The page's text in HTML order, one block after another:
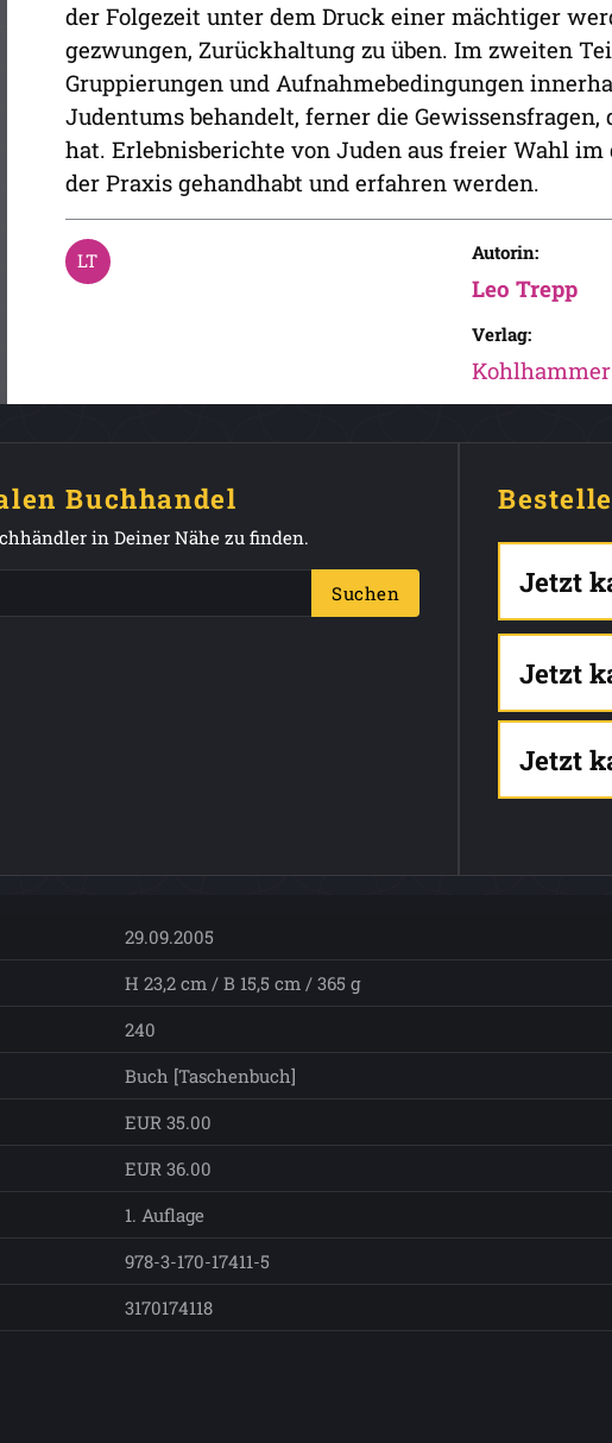
der Folgezeit unter dem Druck einer mächtiger
gezwungen, Zurückhaltung zu üben. Im zweiten
Gruppierungen und Aufnahmebedingungen
Judentums behandelt, ferner die
hat. Erlebnisberichte von Juden aus freier Wahl
der Praxis gehandhabt und erfahren werden.
Autorin:
Leo Trepp
Verlag:
Kohlhammer
Buchhandel
in Deiner Nähe zu finden.
Suchen Jetzt
Jetzt
Jetzt
29.09.2005
H 23,2 cm / B 15,5 cm / 365 g
240
Buch [Taschenbuch]
EUR 35.00
EUR 36.00
1. Auflage
978-3-170-17411-5
3170174118